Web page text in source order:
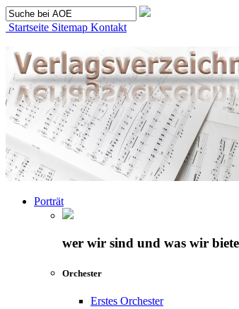
Startseite Sitemap Kontakt
Porträt
wer wir sind und was wir
Orchester
Erstes Orchester